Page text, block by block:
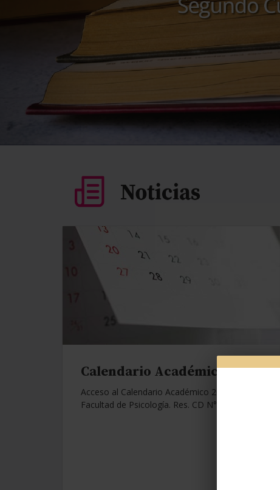
Calendario Académico 2026.
Acceso al Calendario Académico 2026 de la
Facultad de Psicología. Res. CD N°1112/25.